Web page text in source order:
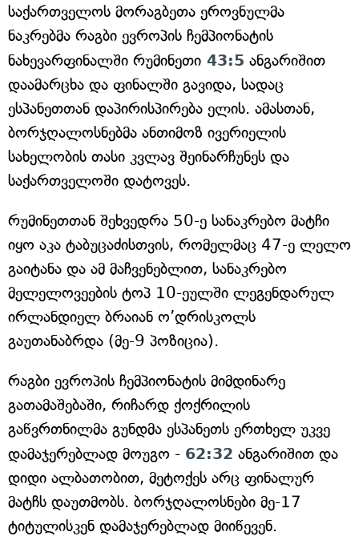
საქართველოს მორაგბეთა ეროვნულმა
ნაკრებმა რაგბი ევროპის ჩემპიონატის
ნახევარფინალში რუმინეთი 43:5 ანგარიშით
დაამარცხა და ფინალში გავიდა, სადაც
ესპანეთთან დაპირისპირება ელის. ამასთან,
ბორჯღალოსნებმა ანთიმოზ ივერიელის
სახელობის თასი კვლავ შეინარჩუნეს და
საქართველოში დატოვეს.
რუმინეთთან შეხვედრა 50-ე სანაკრებო მატჩი
იყო აკა ტაბუცაძისთვის, რომელმაც 47-ე ლელო
გაიტანა და ამ მაჩვენებლით, სანაკრებო
მელელოვეების ტოპ 10-ეულში ლეგენდარულ
ირლანდიელ ბრაიან ო’დრისკოლს
გაუთანაბრდა (მე-9 პოზიცია).
რაგბი ევროპის ჩემპიონატის მიმდინარე
გათამაშებაში, რიჩარდ ქოქრილის
გაწვრთნილმა გუნდმა ესპანეთს ერთხელ უკვე
დამაჯერებლად მოუგო - 62:32 ანგარიშით და
დიდი ალბათობით, მეტოქეს არც ფინალურ
მატჩს დაუთმობს. ბორჯღალოსნები მე-17
ტიტულისკენ დამაჯერებლად მიიწევენ.